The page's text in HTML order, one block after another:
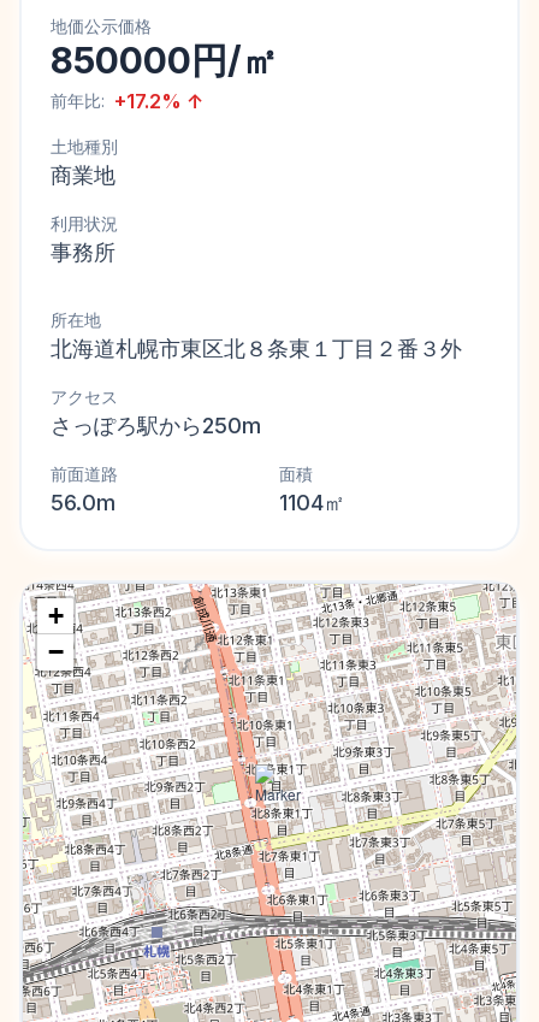
地価公示価格
850000円/㎡
前年比: +17.2% ↑
土地種別
商業地
利用状況
事務所
所在地
北海道札幌市東区北８条東１丁目２番３外
アクセス
さっぽろ駅から250m
前面道路
56.0m
面積
1104㎡
+
−